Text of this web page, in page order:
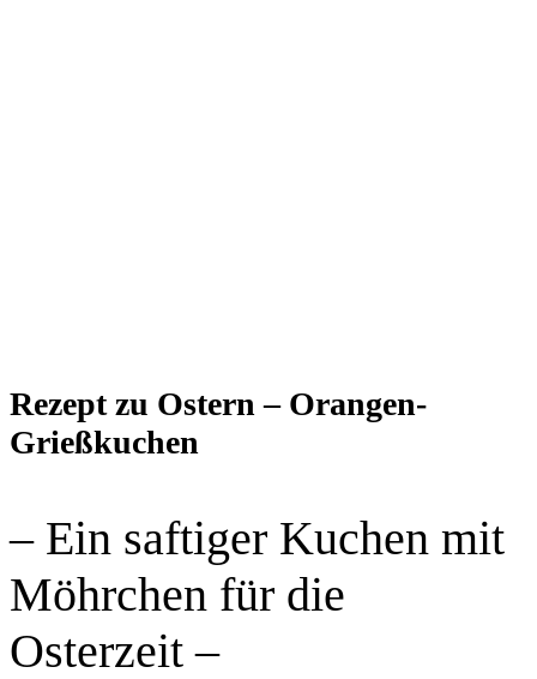
Rezept zu Ostern – Orangen-
Grießkuchen
– Ein saftiger Kuchen mit
Möhrchen für die
Osterzeit –